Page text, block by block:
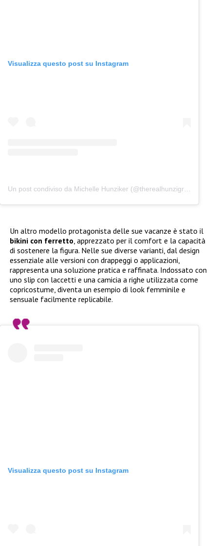
Visualizza questo post su Instagram
Un altro modello protagonista delle sue vacanze è stato il
bikini con ferretto , apprezzato per il comfort e la capacità
di sostenere la figura. Nelle sue diverse varianti, dal design
essenziale alle versioni con drappeggi o applicazioni,
rappresenta una soluzione pratica e raffinata. Indossato con
uno slip con laccetti e una camicia a righe utilizzata come
copricostume, diventa un esempio di look femminile e
sensuale facilmente replicabile.
Visualizza questo post su Instagram